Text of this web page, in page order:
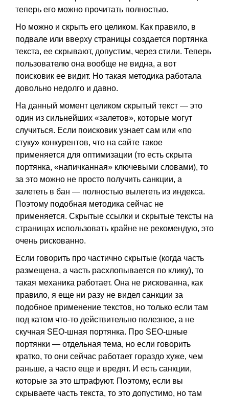
теперь его можно прочитать полностью.
Но можно и скрыть его целиком. Как правило, в
подвале или вверху страницы создается портянка
текста, ее скрывают, допустим, через стили. Теперь
пользователю она вообще не видна, а вот
поисковик ее видит. Но такая методика работала
довольно недолго и давно.
На данный момент целиком скрытый текст — это
один из сильнейших «залетов», которые могут
случиться. Если поисковик узнает сам или «по
стуку» конкурентов, что на сайте такое
применяется для оптимизации (то есть скрыта
портянка, «напичканная» ключевыми словами), то
за это можно не просто получить санкции, а
залететь в бан — полностью вылететь из индекса.
Поэтому подобная методика сейчас не
применяется. Скрытые ссылки и скрытые тексты на
страницах использовать крайне не рекомендую, это
очень рискованно.
Если говорить про частично скрытые (когда часть
размещена, а часть расхлопывается по клику), то
такая механика работает. Она не рискованна, как
правило, я еще ни разу не видел санкции за
подобное применение текстов, но только если там
под катом что-то действительно полезное, а не
скучная SEO-шная портянка. Про SEO-шные
портянки — отдельная тема, но если говорить
кратко, то они сейчас работает гораздо хуже, чем
раньше, а часто еще и вредят. И есть санкции,
которые за это штрафуют. Поэтому, если вы
скрываете часть текста, то это допустимо, но там